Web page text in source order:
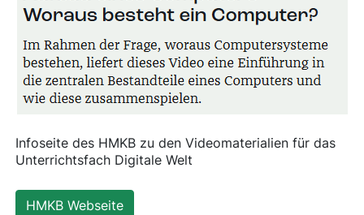
Infoseite des HMKB zu den Videomaterialien für das
Unterrichtsfach Digitale Welt
HMKB Webseite